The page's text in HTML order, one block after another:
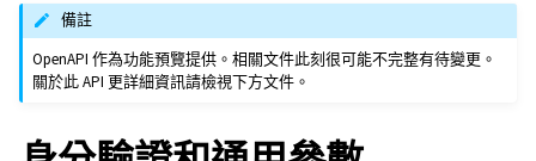
備註
OpenAPI 作為功能預覽提供。相關文件此刻很可能不完整有待變更。
關於此 API 更詳細資訊請檢視下方文件。